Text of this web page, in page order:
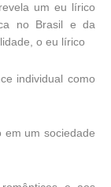
um eu lírico
no Brasil e da
o eu lírico
individual como
em um sociedade